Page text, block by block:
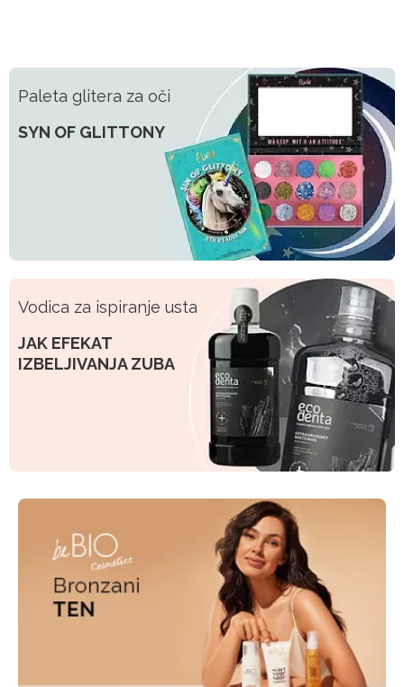
Paleta glitera za oči
SYN OF GLITTONY
Vodica za ispiranje usta
JAK EFEKAT
IZBELJIVANJA ZUBA